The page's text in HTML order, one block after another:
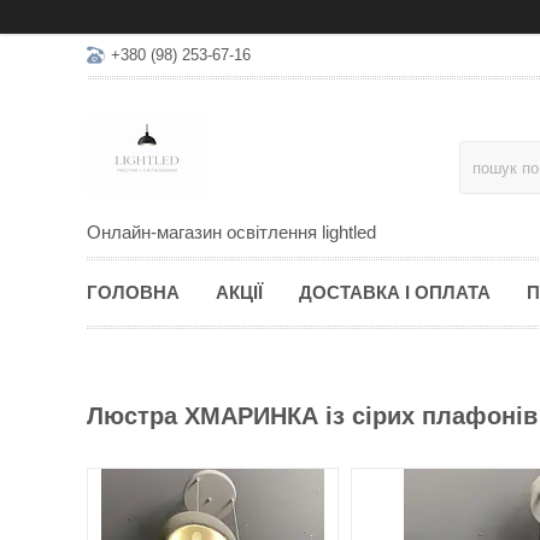
+380 (98) 253-67-16
Онлайн-магазин освітлення lightled
ГОЛОВНА АКЦІЇ ДОСТАВКА І ОПЛАТА
Люстра ХМАРИНКА із сірих плафонів